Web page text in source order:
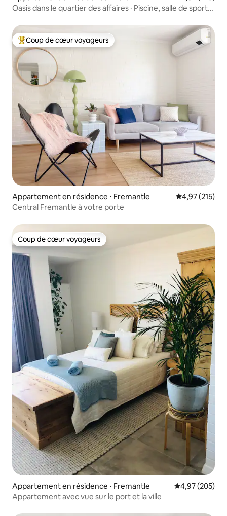
Oasis dans le quartier des affaires · Piscine, salle de sport,
Coups de cœur voyageurs les plus appréciés
Coup de cœur voyageurs
Appartement en résidence ⋅ Fremantle Évaluation
4,97 (215)
Central Fremantle à votre porte
Coup de cœur voyageurs
Coup de cœur voyageurs
Appartement en résidence ⋅ Fremantle Évaluation
4,97 (205)
Appartement avec vue sur le port et la ville